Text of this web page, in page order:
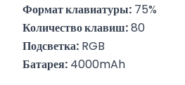
Формат клавиатуры: 75%
Количество клавиш: 80
Подсветка: RGB
Батарея: 4000mAh